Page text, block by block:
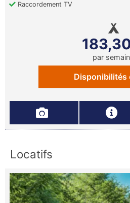
Raccordement TV
par
Disponibilités
Locatifs